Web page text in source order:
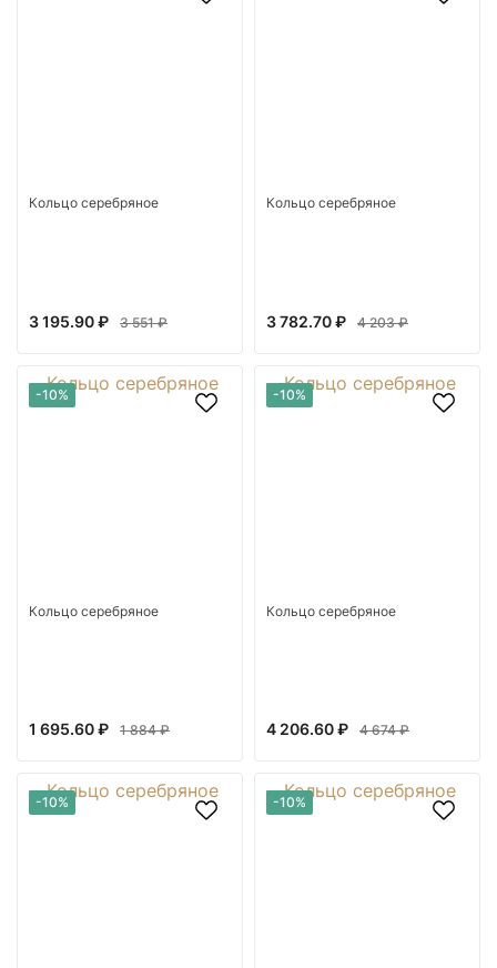
Кольцо серебряное
3 195.90 ₽ 3 551 ₽
Кольцо серебряное
3 782.70 ₽ 4 203 ₽
-10%
Кольцо серебряное
1 695.60 ₽ 1 884 ₽
-10%
Кольцо серебряное
4 206.60 ₽ 4 674 ₽
-10% -10%